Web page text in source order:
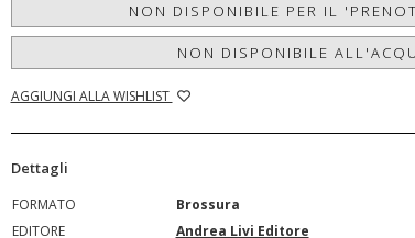
NON DISPONIBILE PER IL
NON DISPONIBILE
AGGIUNGI ALLA WISHLIST
Dettagli
FORMATO
Brossura
EDITORE
Andrea Livi Editore